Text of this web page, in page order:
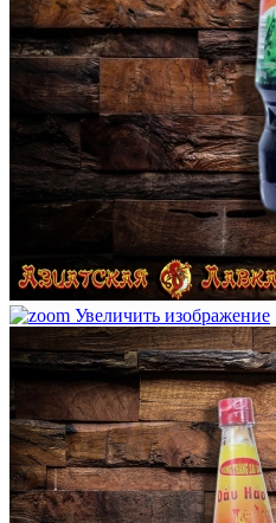
Увеличить изображение